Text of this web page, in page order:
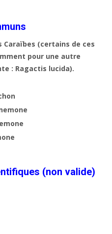
Caraïbes (certains de ces
pour une autre
: Ragactis lucida).
(non valide)